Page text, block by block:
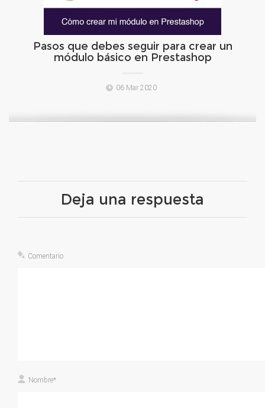
Pasos que debes seguir para crear un
módulo básico en Prestashop
06 Mar 2020
Deja una respuesta
Comentario
Nombre*